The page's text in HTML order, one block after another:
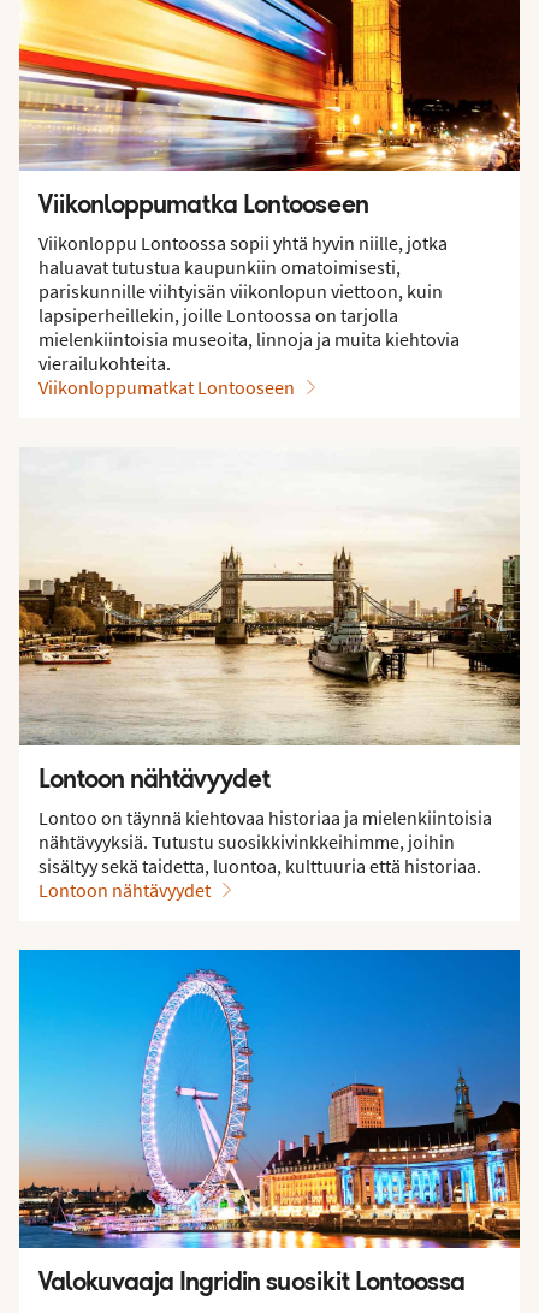
Viikonloppumatka Lontooseen
Viikonloppu Lontoossa sopii yhtä hyvin niille, jotka
haluavat tutustua kaupunkiin omatoimisesti,
pariskunnille viihtyisän viikonlopun viettoon, kuin
lapsiperheillekin, joille Lontoossa on tarjolla
mielenkiintoisia museoita, linnoja ja muita kiehtovia
vierailukohteita.
Viikonloppumatkat Lontooseen
Lontoon nähtävyydet
Lontoo on täynnä kiehtovaa historiaa ja mielenkiintoisia
nähtävyyksiä. Tutustu suosikkivinkkeihimme, joihin
sisältyy sekä taidetta, luontoa, kulttuuria että historiaa.
Lontoon nähtävyydet
Valokuvaaja Ingridin suosikit Lontoossa